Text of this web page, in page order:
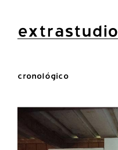
extrastudio
cronológico